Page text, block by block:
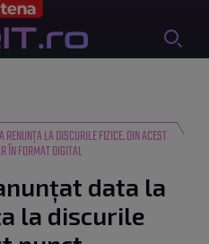
LA DISCURILE FIZICE. DIN ACEST
ÎN FORMAT DIGITAL
data la
la discurile